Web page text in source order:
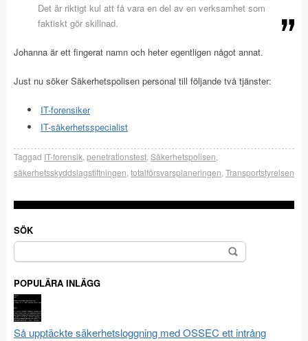
Det är riktigt kul att få vara en del av en verksamhet som
faktiskt gör skillnad.
Johanna är ett fingerat namn och heter egentligen något annat.
Just nu söker Säkerhetspolisen personal till följande två tjänster:
IT-forensiker
IT-säkerhetsspecialist
Taggad IT-forensik,penetrationstest,Säkerhetspolisen,
säkerhetsskyddslagstiftningen,totalförsvarsplaneringen,Transportstyrelsen
SÖK
Sök
efter:
POPULÄRA INLÄGG
Så upptäckte säkerhetsloggning med OSSEC ett intrång